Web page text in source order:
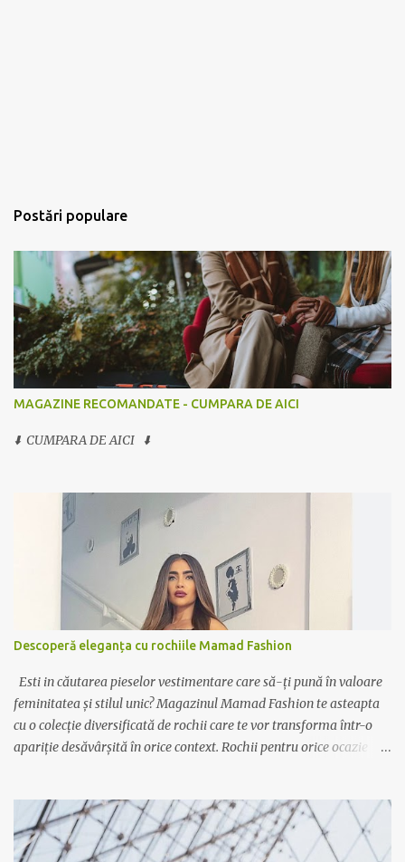
Postări populare
MAGAZINE RECOMANDATE - CUMPARA DE AICI
⬇️ CUMPARA DE AICI ⬇️
Descoperă eleganța cu rochiile Mamad Fashion
Esti in căutarea pieselor vestimentare care să-ți pună în valoare
feminitatea și stilul unic? Magazinul Mamad Fashion te asteapta
cu o colecție diversificată de rochii care te vor transforma într-o
apariție desăvârșită în orice context. Rochii pentru orice ocazie
Fashion are soluția potrivită pentru tine. De la rochiile lungi,
vaporoase și elegante, perfecte pentru evenimente formale, la
rochiile scurte și lejere, ideale pentru plimbările în oraș sau ieșirile